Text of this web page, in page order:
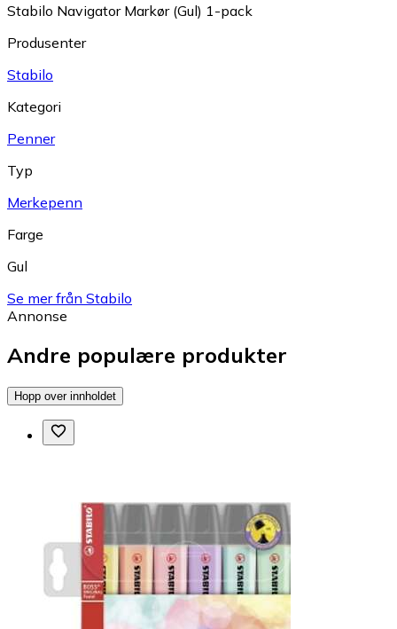
Stabilo Navigator Markør (Gul) 1-pack
Produsenter
Stabilo
Kategori
Penner
Typ
Merkepenn
Farge
Gul
Se mer från Stabilo
Annonse
Andre populære produkter
Hopp over innholdet